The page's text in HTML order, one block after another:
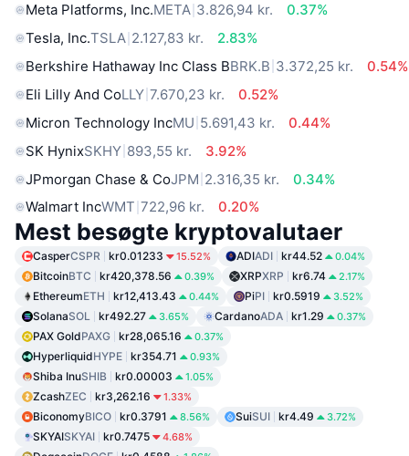
Meta Platforms, Inc.META 3.826,94 kr.
0.37%
Tesla, Inc.TSLA 2.127,83 kr.
2.83%
Berkshire Hathaway Inc Class BBRK.B 3.372,25 kr.
0.54%
Eli Lilly And CoLLY 7.670,23 kr.
0.52%
Micron Technology IncMU 5.691,43 kr.
0.44%
SK HynixSKHY 893,55 kr.
3.92%
JPmorgan Chase & CoJPM 2.316,35 kr.
0.34%
Walmart IncWMT 722,96 kr. 0.20%
Mest besøgte kryptovalutaer
CasperCSPR kr0.01233 15.52% ADIADI kr44.52 0.04%
BitcoinBTC kr420,378.56 0.39% XRPXRP kr6.74 2.17%
EthereumETH kr12,413.43 0.44% PiPI kr0.5919 3.52%
SolanaSOL kr492.27 3.65% CardanoADA kr1.29 0.37%
PAX GoldPAXG kr28,065.16 0.37%
HyperliquidHYPE kr354.71 0.93%
Shiba InuSHIB kr0.00003 1.05%
ZcashZEC kr3,262.16 1.33%
BiconomyBICO kr0.3791 8.56% SuiSUI kr4.49 3.72%
SKYAISKYAI kr0.7475 4.68%